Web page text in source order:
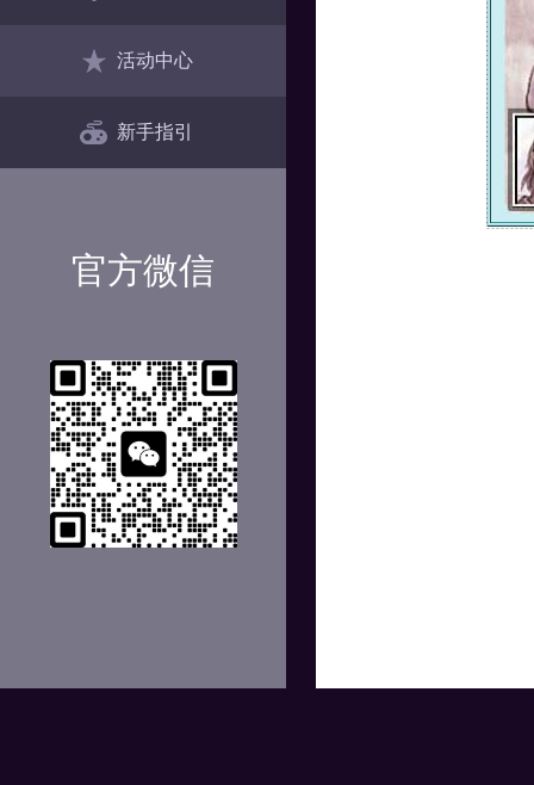
活动中心
新手指引
官方微信